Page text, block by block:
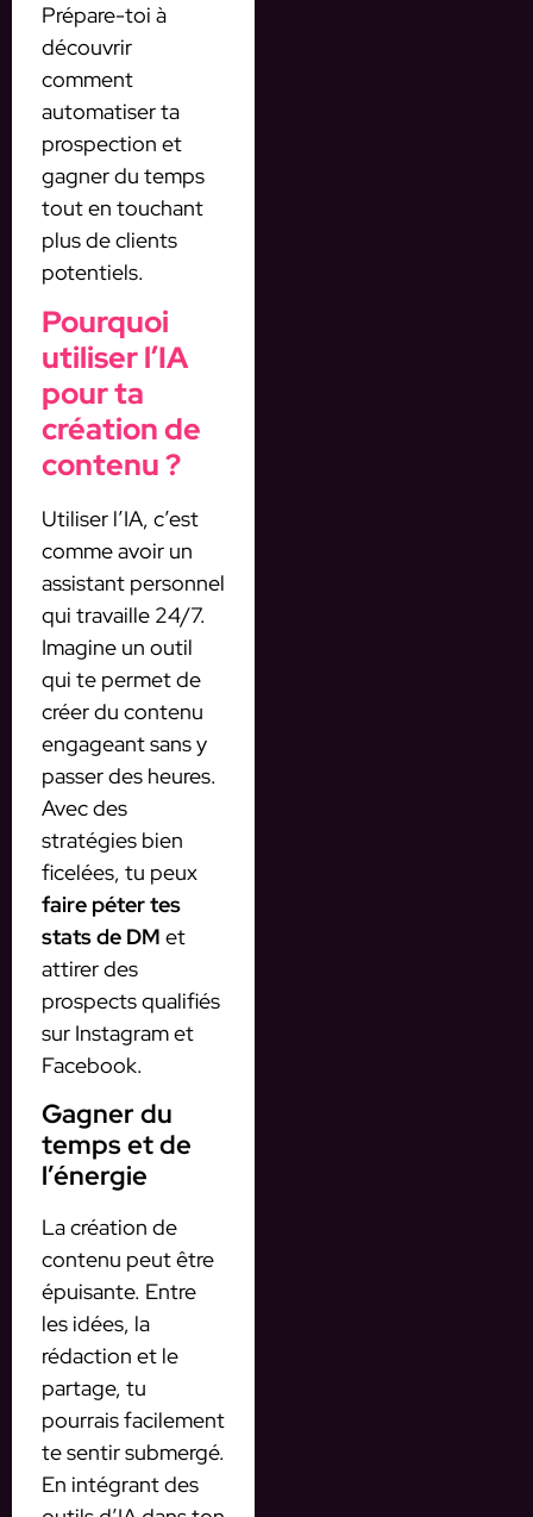
Prépare-toi à
découvrir
comment
automatiser ta
prospection et
gagner du temps
tout en touchant
plus de clients
potentiels.
Pourquoi
utiliser l’IA
pour ta
création de
contenu ?
Utiliser l’IA, c’est
comme avoir un
assistant personnel
qui travaille 24/7.
Imagine un outil
qui te permet de
créer du contenu
engageant sans y
passer des heures.
Avec des
stratégies bien
ficelées, tu peux
faire péter tes
stats de DM et
attirer des
prospects qualifiés
sur Instagram et
Facebook.
Gagner du
temps et de
l’énergie
La création de
contenu peut être
épuisante. Entre
les idées, la
rédaction et le
partage, tu
pourrais facilement
te sentir submergé.
En intégrant des